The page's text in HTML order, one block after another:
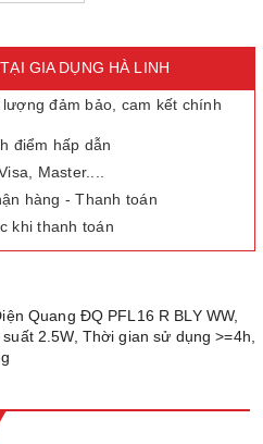
mm
GIA DỤNG HÀ LINH
đảm bảo, cam kết chính
điểm hấp dẫn
Master....
hàng - Thanh toán
khi thanh toán
Quang ĐQ PFL16 R BLY WW,
2.5W, Thời gian sử dụng >=4h,